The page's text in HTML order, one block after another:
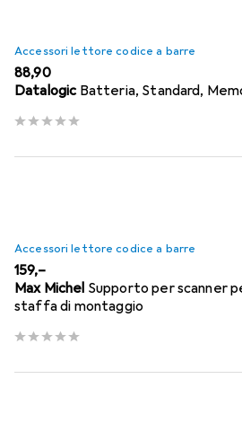
Accessori lettore codice a barre
EUR
88,90
Datalogic Batteria, Standard,
Accessori lettore codice a barre
EUR
159,–
Max Michel Supporto per scanner
staffa di montaggio